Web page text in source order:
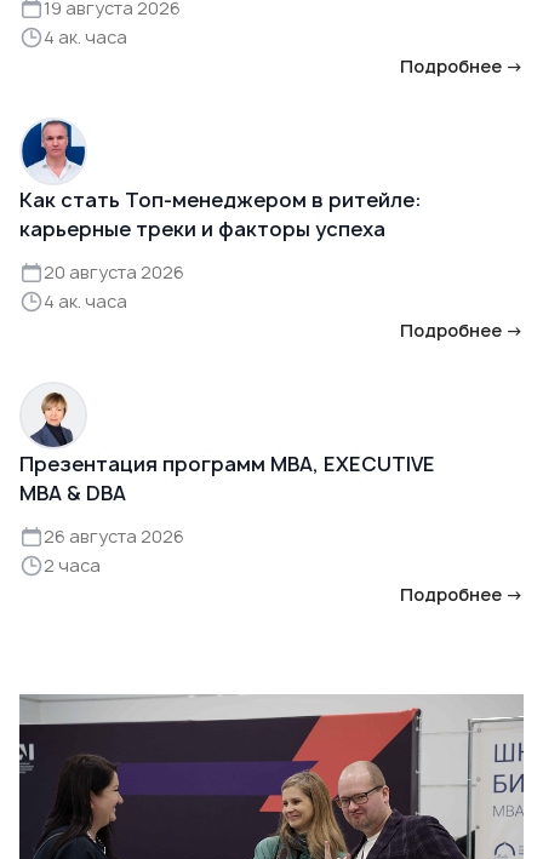
19 августа 2026
4 ак. часа
Подробнее →
Как стать Топ-менеджером в ритейле:
карьерные треки и факторы успеха
20 августа 2026
4 ак. часа
Подробнее →
Презентация программ MBA, EXECUTIVE
MBA & DBA
26 августа 2026
2 часа
Подробнее →